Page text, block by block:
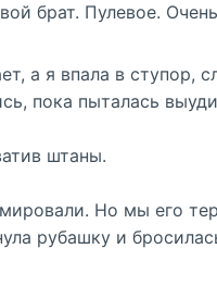
брат. Пулевое.
а я впала в ступор,
пока пыталась
штаны.
Но мы его
рубашку и